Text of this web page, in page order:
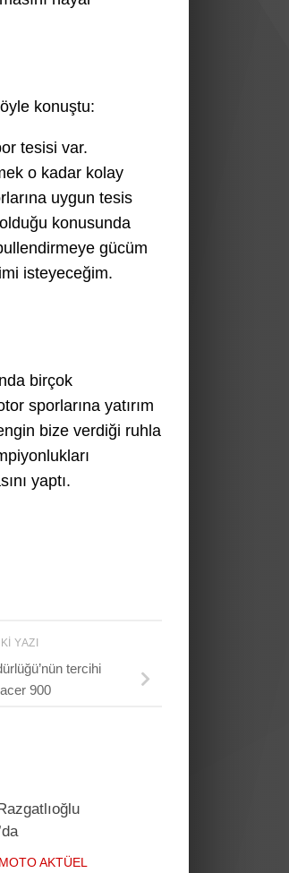
konuştu:
tesisi var.
o kadar kolay
uygun tesis
konusunda
gücüm
isteyeceğim.
birçok
sporlarına yatırım
bize verdiği ruhla
yaptı.
YAZI
tercihi
900
MOTO AKTÜEL